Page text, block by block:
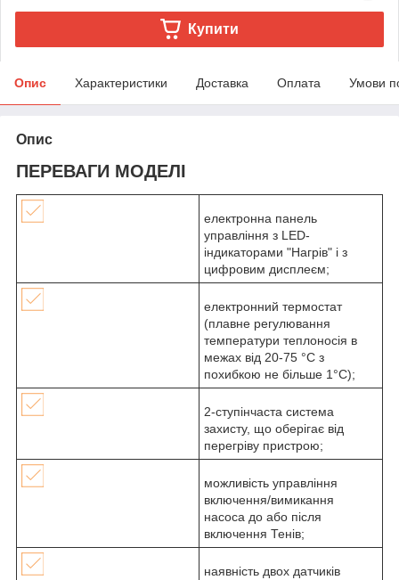
Купити
Опис Характеристики Доставка Оплата Умови
Опис
ПЕРЕВАГИ МОДЕЛІ
електронна панель
управління з LED-
індикаторами "Нагрів" і з
цифровим дисплеєм;
електронний термостат
(плавне регулювання
температури теплоносія в
межах від 20-75 °С з
похибкою не більше 1°С);
2-ступінчаста система
захисту, що оберігає від
перегріву пристрою;
можливість управління
включення/вимикання
насоса до або після
включення Тенів;
наявність двох датчиків